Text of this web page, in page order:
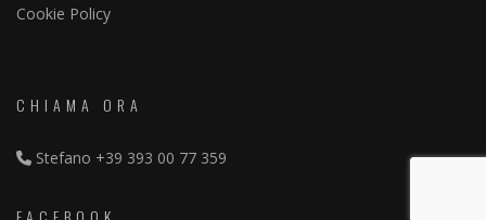
Cookie Policy
CHIAMA ORA
Stefano +39 393 00 77 359